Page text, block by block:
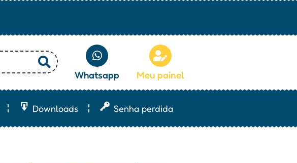
Whatsapp Meu painel
Downloads Senha perdida